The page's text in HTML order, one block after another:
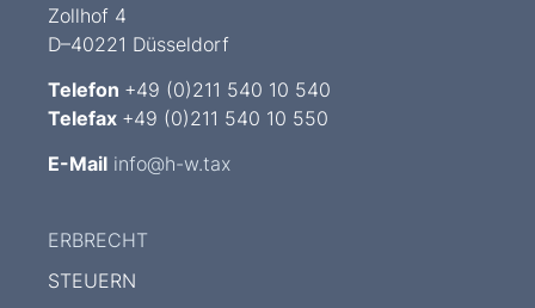
Zollhof 4
D–40221 Düsseldorf
Telefon +49 (0)211 540 10 540
Telefax +49 (0)211 540 10 550
E-Mail info@h-w.tax
ERBRECHT
STEUERN